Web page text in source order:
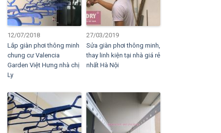
12/07/2018
Lắp giàn phơi thông minh
chung cư Valencia
Garden Việt Hưng nhà chị
Ly
27/03/2019
Sửa giàn phơi thông minh,
thay linh kiện tại nhà giá rẻ
nhất Hà Nội